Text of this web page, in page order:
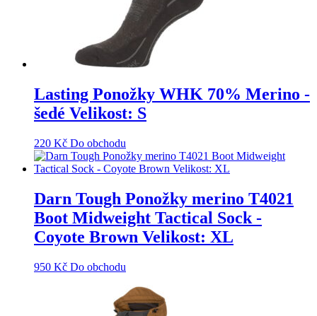
Lasting Ponožky WHK 70% Merino -
šedé Velikost: S
220 Kč Do obchodu
Darn Tough Ponožky merino T4021
Boot Midweight Tactical Sock -
Coyote Brown Velikost: XL
950 Kč Do obchodu